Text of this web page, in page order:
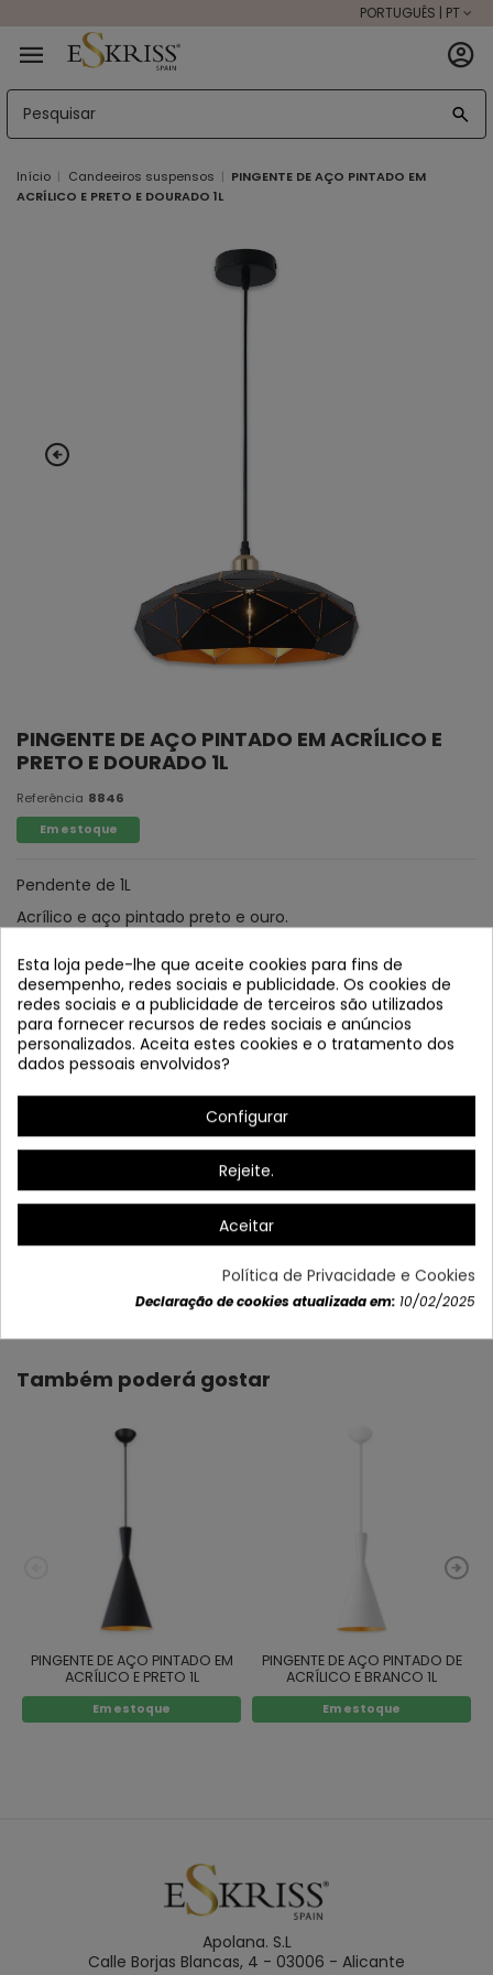
PORTUGUÊS | PT
Início Candeeiros suspensos
PINGENTE DE AÇO PINTADO EM
ACRÍLICO E PRETO E DOURADO 1L
PINGENTE DE AÇO PINTADO EM ACRÍLICO E
PRETO E DOURADO 1L
Referência 8846
Em estoque
Pendente de 1L
Acrílico e aço pintado preto e ouro.
Dados do produto
Também poderá gostar
PINGENTE DE AÇO PINTADO EM
ACRÍLICO E PRETO 1L
Em estoque
PINGENTE DE AÇO PINTADO DE
ACRÍLICO E BRANCO 1L
Em estoque
Apolana. S.L
Calle Borjas Blancas, 4 - 03006 - Alicante
Esta loja pede-lhe que aceite cookies para fins de
desempenho, redes sociais e publicidade. Os cookies de
redes sociais e a publicidade de terceiros são utilizados
para fornecer recursos de redes sociais e anúncios
personalizados. Aceita estes cookies e o tratamento dos
dados pessoais envolvidos?
Configurar
Rejeite.
Aceitar
Política de Privacidade e Cookies
Declaração de cookies atualizada em: 10/02/2025